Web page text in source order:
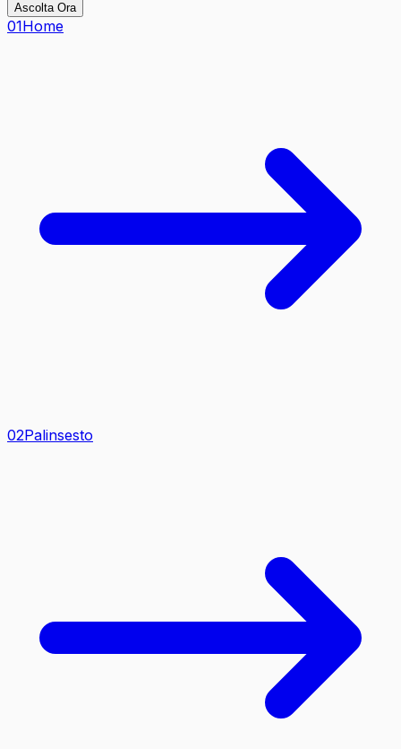
Ascolta Ora
01Home
02Palinsesto